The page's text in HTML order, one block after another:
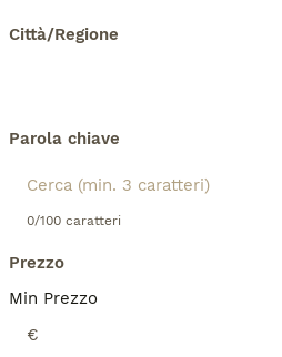
Città/Regione
Parola chiave
0/100 caratteri
Prezzo
Min Prezzo
€